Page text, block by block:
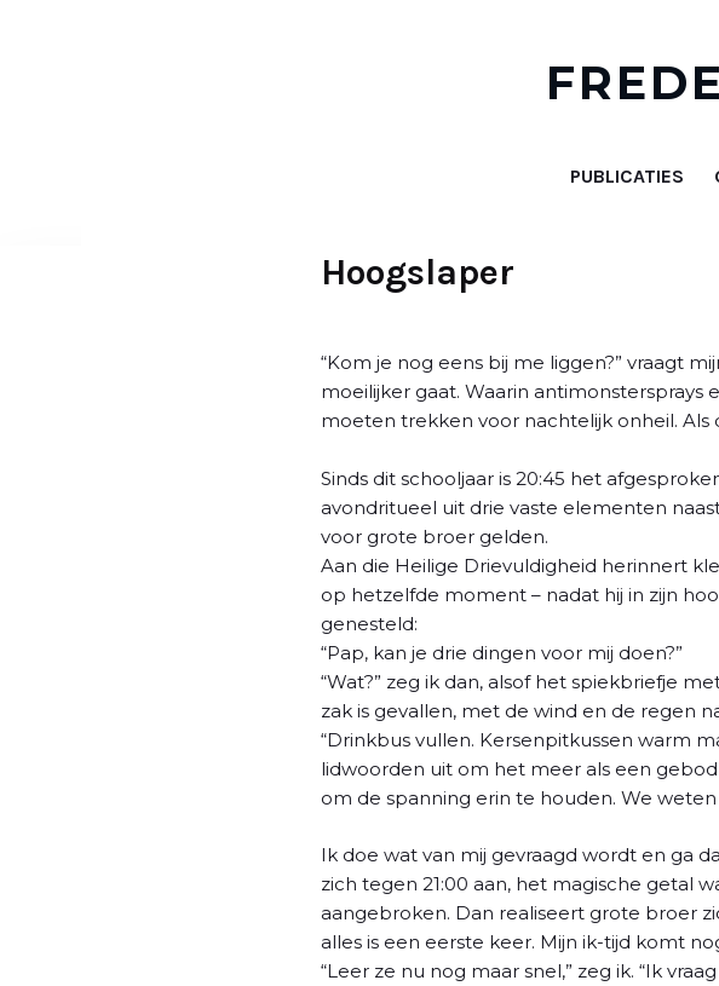
PUBLICATIES
Hoogslaper
“Kom je nog eens bij me liggen?” vraagt
moeilijker gaat. Waarin
moeten trekken voor nachtelijk onheil. Als
Sinds dit schooljaar is 20:45 het
avondritueel uit drie vaste elementen
voor grote broer gelden.
Aan die Heilige Drievuldigheid herinnert
op hetzelfde moment – nadat hij in zijn
genesteld:
“Pap, kan je drie dingen voor mij doen?”
“Wat?” zeg ik dan, alsof het spiekbriefje
zak is gevallen, met de wind en de regen
“Drinkbus vullen. Kersenpitkussen warm
lidwoorden uit om het meer als een
om de spanning erin te houden. We
Ik doe wat van mij gevraagd wordt en ga
zich tegen 21:00 aan, het magische getal
aangebroken. Dan realiseert grote broer
alles is een eerste keer. Mijn ik-tijd komt
“Leer ze nu nog maar snel,” zeg ik. “Ik